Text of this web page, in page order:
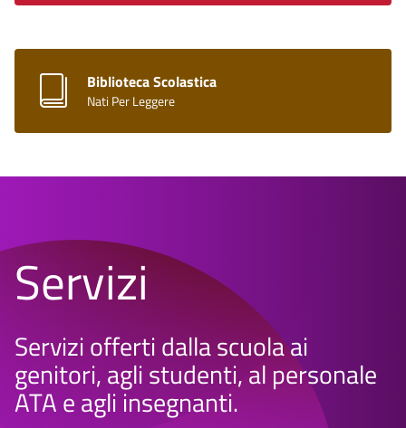
Biblioteca Scolastica
Nati Per Leggere
Servizi
Servizi offerti dalla scuola ai
genitori, agli studenti, al personale
ATA e agli insegnanti.